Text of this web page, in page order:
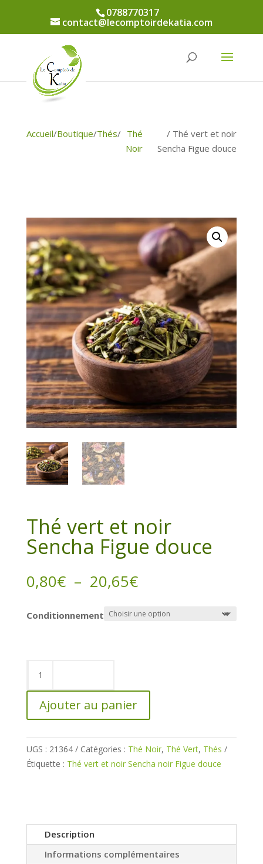
0788770317
contact@lecomptoirdekatia.com
Accueil/Boutique/Thés/ Thé
Noir
/ Thé vert et noir
Sencha Figue douce
Thé vert et noir
Sencha Figue douce
0,80€ – 20,65€Plage
prix :
0,80€
Conditionnement
vert
noir
Sencha
Figue
Ajouter au panier
UGS : 21364 Catégories : Thé Noir, Thé Vert, Thés
Étiquette : Thé vert et noir Sencha noir Figue douce
Description
Informations complémentaires